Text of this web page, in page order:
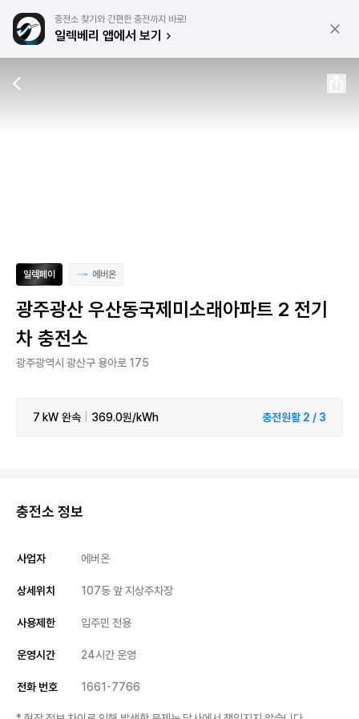
충전소 찾기와 간편한 충전까지 바로!
일렉베리 앱에서 보기
일렉페이 에버온
광주광산 우산동국제미소래아파트 2 전기
차 충전소
광주광역시 광산구 용아로 175
7 kW 완속 369.0원/kWh 충전원활 2 / 3
충전소 정보
사업자 에버온
상세위치 107동 앞 지상주차장
사용제한 입주민 전용
운영시간 24시간 운영
전화 번호 1661-7766